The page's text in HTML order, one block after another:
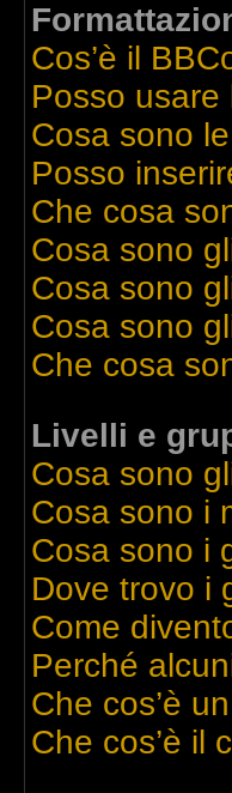
Cos’è il
Posso usare
Cosa sono
Posso
Che cosa
Cosa sono
Cosa sono
Cosa sono
Che cosa
Livelli e
Cosa sono
Cosa sono i
Cosa sono i
Dove trovo i
Come
Perché
Che cos’è
Che cos’è il